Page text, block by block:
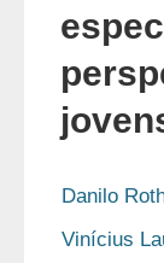
Danilo
Vinícius